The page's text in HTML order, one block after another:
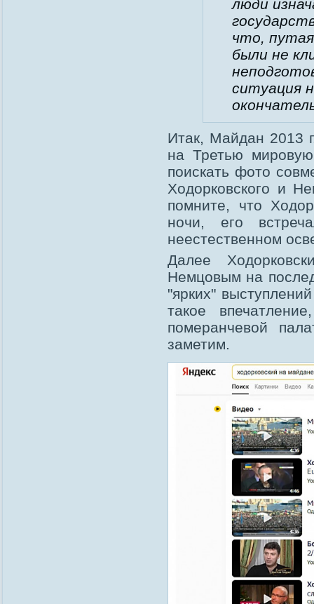
люди
что,
были не
ситуация
Итак, Майдан 2013
на Третью
поискать фото
Ходорковского и
помните, что
ночи, его
неестественном
Далее
Немцовым на
"ярких"
такое
померанчевой
заметим.